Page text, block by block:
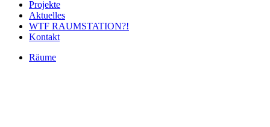
Projekte
Aktuelles
WTF RAUMSTATION?!
Kontakt
Räume